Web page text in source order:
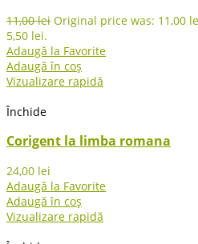
11,00lei Original price was: 11,00
5,50 lei.
Adaugă la Favorite
Adaugă în coș
Vizualizare rapidă
Închide
Corigent la limba romana
24,00 lei
Adaugă la Favorite
Adaugă în coș
Vizualizare rapidă